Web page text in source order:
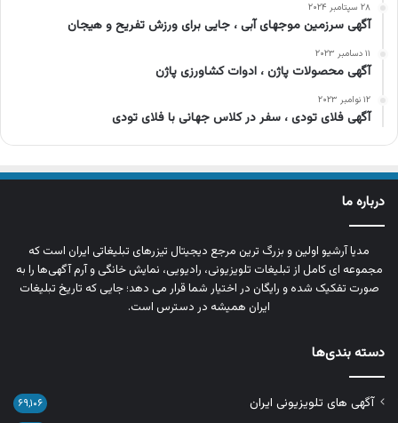
۲۸ سپتامبر ۲۰۲۴
آگهی سرزمین موجهای آبی ، جایی برای ورزش تفریح و هیجان
۱۱ دسامبر ۲۰۲۳
آگهی محصولات پاژن ، ادوات کشاورزی پاژن
۱۲ نوامبر ۲۰۲۳
آگهی فلای تودی ، سفر در کلاس جهانی با فلای تودی
درباره ما
مدیا آرشیو اولین و بزرگ‌ ترین مرجع دیجیتال تیزرهای تبلیغاتی ایران است که
مجموعه‌ ای کامل از تبلیغات تلویزیونی، رادیویی، نمایش خانگی و آرم‌ آگهی‌ها را به‌
صورت تفکیک‌ شده و رایگان در اختیار شما قرار می‌ دهد؛ جایی که تاریخ تبلیغات
ایران همیشه در دسترس است.
دسته بندی‌ها
آگهی های تلویزیونی ایران ۶۹,۱۰۶